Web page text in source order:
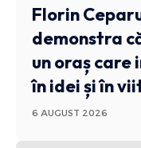
Florin
demonstra
un oraș care
în idei și în
6 AUGUST 2026